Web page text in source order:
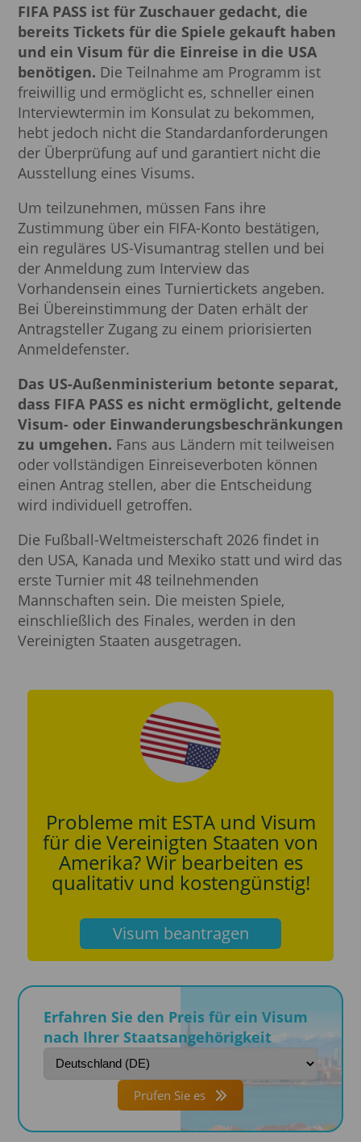
jetzt beantragen
FIFA PASS ist für Zuschauer gedacht, die
bereits Tickets für die Spiele gekauft haben
und ein Visum für die Einreise in die USA
benötigen. Die Teilnahme am Programm ist
freiwillig und ermöglicht es, schneller einen
Interviewtermin im Konsulat zu bekommen,
hebt jedoch nicht die Standardanforderungen
der Überprüfung auf und garantiert nicht die
Ausstellung eines Visums.
Um teilzunehmen, müssen Fans ihre
Zustimmung über ein FIFA-Konto bestätigen,
ein reguläres US-Visumantrag stellen und bei
der Anmeldung zum Interview das
Vorhandensein eines Turniertickets angeben.
Bei Übereinstimmung der Daten erhält der
Antragsteller Zugang zu einem priorisierten
Anmeldefenster.
Das US-Außenministerium betonte separat,
dass FIFA PASS es nicht ermöglicht, geltende
Visum- oder Einwanderungsbeschränkungen
zu umgehen. Fans aus Ländern mit teilweisen
oder vollständigen Einreiseverboten können
einen Antrag stellen, aber die Entscheidung
wird individuell getroffen.
Die Fußball-Weltmeisterschaft 2026 findet in
den USA, Kanada und Mexiko statt und wird das
erste Turnier mit 48 teilnehmenden
Mannschaften sein. Die meisten Spiele,
einschließlich des Finales, werden in den
Vereinigten Staaten ausgetragen.
Probleme mit ESTA und Visum
für die Vereinigten Staaten von
Amerika? Wir bearbeiten es
qualitativ und kostengünstig!
Visum beantragen
Erfahren Sie den Preis für ein Visum
nach Ihrer Staatsangehörigkeit
Prüfen Sie es